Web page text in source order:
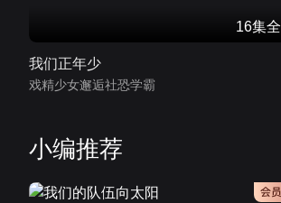
16集全
我们正年少
戏精少女邂逅社恐学霸
小编推荐
会员